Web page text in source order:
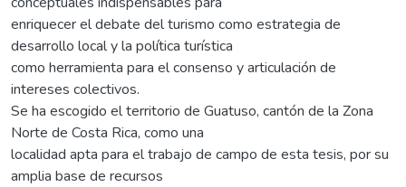
enriquecer el debate del turismo como estrategia de
desarrollo local y la política turística
como herramienta para el consenso y articulación de
intereses colectivos.
Se ha escogido el territorio de Guatuso, cantón de la Zona
Norte de Costa Rica, como una
localidad apta para el trabajo de campo de esta tesis, por su
amplia base de recursos